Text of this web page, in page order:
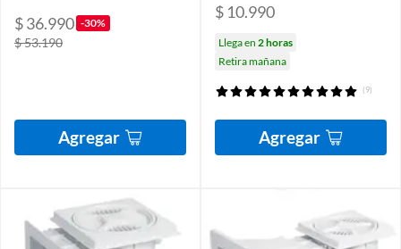
$ 36.990 -30%
$ 53.190
Agregar
$ 10.990
Llega en 2 horas
Retira mañana
(9)
Agregar